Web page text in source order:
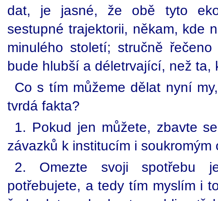
dat, je jasné, že obě tyto
sestupné trajektorii, někam, kde
minulého století; stručně
bude hlubší a déletrvající, než ta,
Co s tím můžeme dělat nyní
tvrdá fakta?
1. Pokud jen můžete, zbavte
závazků k institucím i soukromým
2. Omezte svoji spotřebu
potřebujete, a tedy tím myslím i